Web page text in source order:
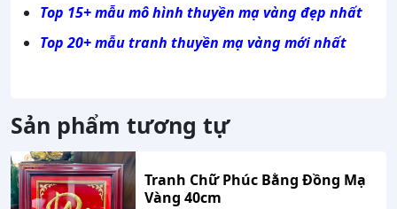
Top 15+ mẫu mô hình thuyền mạ vàng đẹp nhất
Top 20+ mẫu tranh thuyền mạ vàng mới nhất
Sản phẩm tương tự
Tranh Chữ Phúc Bằng Đồng Mạ
Vàng 40cm